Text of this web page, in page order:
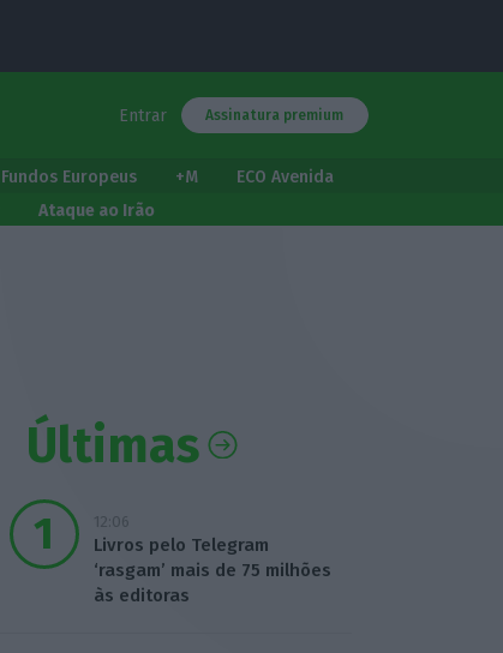
Entrar Assinatura premium
Fundos Europeus +M
ECO Avenida
Ataque ao Irão
Últimas
12:06
Livros pelo Telegram
‘rasgam’ mais de 75 milhões
às editoras